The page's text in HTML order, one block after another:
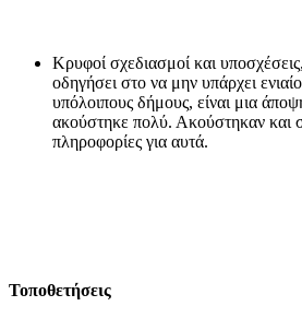
Κρυφοί σχεδιασμοί και
οδηγήσει στο να μην υπάρχει
υπόλοιπους δήμους, είναι μια
ακούστηκε πολύ. Ακούστηκαν και
πληροφορίες για αυτά.
Τοποθετήσεις